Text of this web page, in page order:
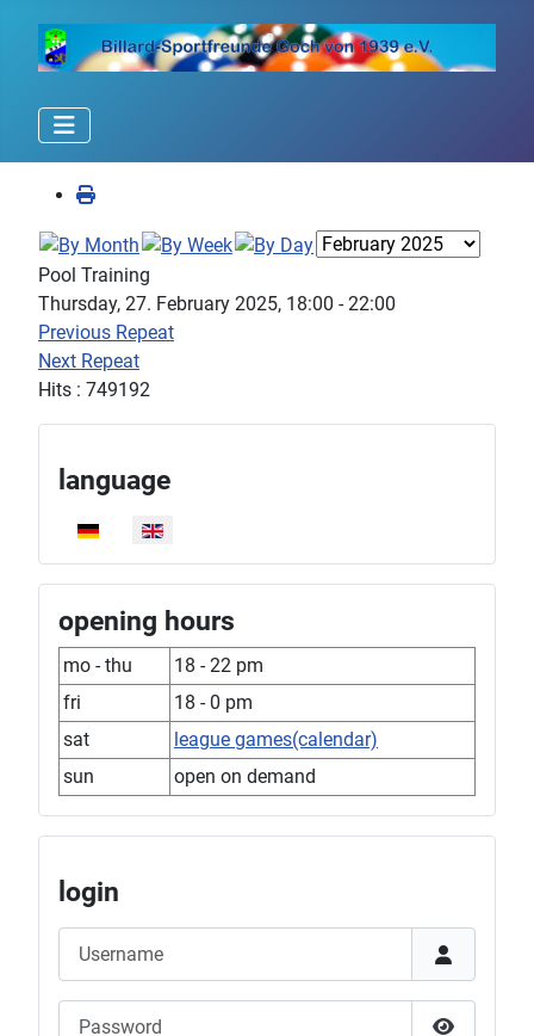
Pool Training
Thursday, 27. February 2025, 18:00 - 22:00
Previous Repeat
Next Repeat
Hits : 749192
Select your language
language
opening hours
mo - thu
18 - 22 pm
fri
18 - 0 pm
sat
league games(calendar)
sun
open on demand
login